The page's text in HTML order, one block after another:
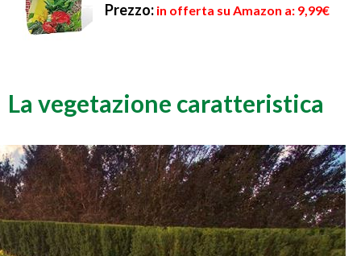
Prezzo: in offerta su Amazon a: 9,99€
La vegetazione caratteristica